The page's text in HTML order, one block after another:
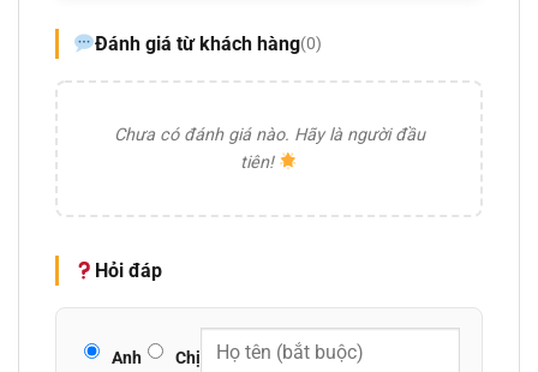
Đánh giá từ khách hàng(0)
Chưa có đánh giá nào. Hãy là người đầu
tiên!
Hỏi đáp
Anh Chị